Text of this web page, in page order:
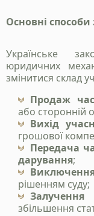
Основні
Українське
юридичних
змінитися склад
Продаж
або сторонній
Вихід
грошової
Передача
дарування;
рішенням суду;
збільшення